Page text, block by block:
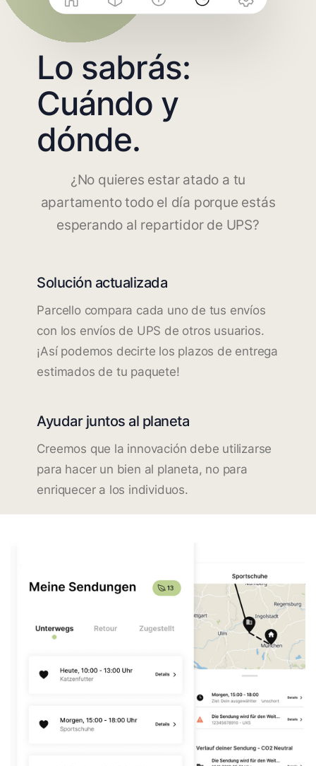
Lo sabrás:
Cuándo y
dónde.
¿No quieres estar atado a tu
apartamento todo el día porque estás
esperando al repartidor de UPS?
Solución actualizada
Parcello compara cada uno de tus envíos
con los envíos de UPS de otros usuarios.
¡Así podemos decirte los plazos de entrega
estimados de tu paquete!
Ayudar juntos al planeta
Creemos que la innovación debe utilizarse
para hacer un bien al planeta, no para
enriquecer a los individuos.